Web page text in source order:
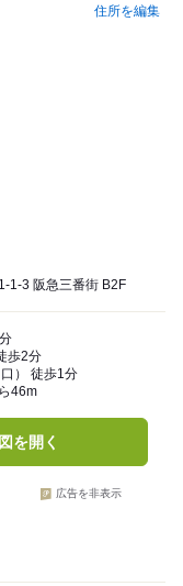
住所を編集
1-3 阪急三番街 B2F
歩2分
） 徒歩1分
46m
を開く
広告を非表示